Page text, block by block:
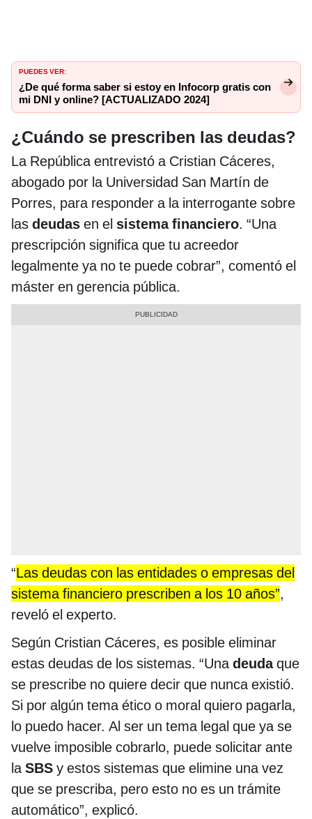
PUEDES VER:
¿De qué forma saber si estoy en Infocorp gratis con
mi DNI y online? [ACTUALIZADO 2024]
¿Cuándo se prescriben las deudas?
La República entrevistó a Cristian Cáceres,
abogado por la Universidad San Martín de
Porres, para responder a la interrogante sobre
las deudas en el sistema financiero. “Una
prescripción significa que tu acreedor
legalmente ya no te puede cobrar”, comentó el
máster en gerencia pública.
“Las deudas con las entidades o empresas del
sistema financiero prescriben a los 10 años”,
reveló el experto.
Según Cristian Cáceres, es posible eliminar
estas deudas de los sistemas. “Unadeudaque
se prescribe no quiere decir que nunca existió.
Si por algún tema ético o moral quiero pagarla,
lo puedo hacer. Al ser un tema legal que ya se
vuelve imposible cobrarlo, puede solicitar ante
laSBS y estos sistemas que elimine una vez
que se prescriba, pero esto no es un trámite
automático”, explicó.